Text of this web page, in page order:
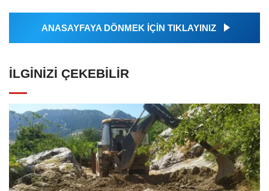
ANASAYFAYA DÖNMEK İÇİN TIKLAYINIZ
İLGINIZI ÇEKEBILIR